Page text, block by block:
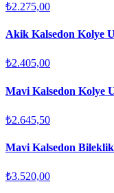
₺2.275,00
Akik Kalsedon Kolye
₺2.405,00
Mavi Kalsedon Kolye
₺2.645,50
Mavi Kalsedon
₺3.520,00